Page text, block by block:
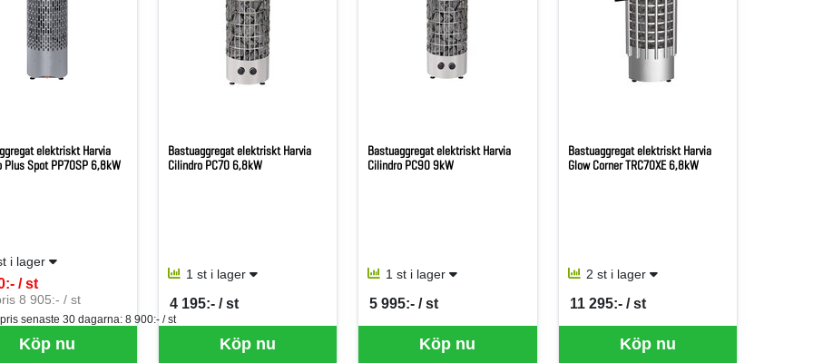
elektriskt Harvia
Plus Spot PP70SP 6,8kW
i lager
Köp nu
/ st
ST
8 905:- / st
senaste 30 dagarna: 8 900:- / st
Bastuaggregat elektriskt Harvia
Cilindro PC70 6,8kW
1 st i lager
Köp nu
4 195:- / st
SEK per ST
Bastuaggregat elektriskt Harvia
Cilindro PC90 9kW
1 st i lager
Köp nu
5 995:- / st
SEK per ST
Bastuaggregat elektriskt Harvia
Glow Corner TRC70XE 6,8kW
2 st i lager
Köp nu
11 295:- / st
SEK per ST